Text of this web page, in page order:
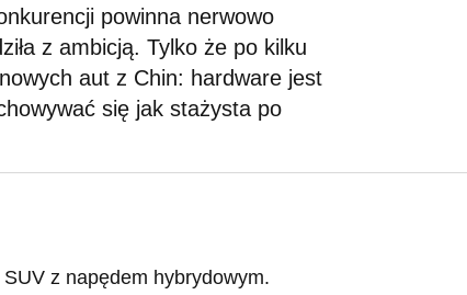
powinna nerwowo
z ambicją. Tylko że po kilku
aut z Chin: hardware jest
się jak stażysta po